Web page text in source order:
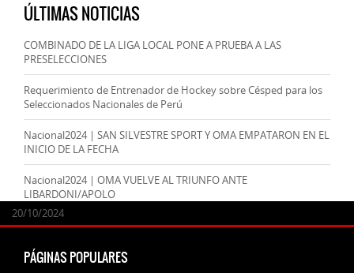
ÚLTIMAS NOTICIAS
COMBINADO DE LA LIGA LOCAL PONE A PRUEBA A LAS
PRESELECCIONES
24/09/2025
Requerimiento de Entrenador de Hockey sobre Césped para los
Seleccionados Nacionales de Perú
07/11/2024
Nacional2024 | SAN SILVESTRE SPORT Y OMA EMPATARON EN EL
INICIO DE LA FECHA
20/10/2024
Nacional2024 | OMA VUELVE AL TRIUNFO ANTE
LIBARDONI/APOLO
20/10/2024
PÁGINAS POPULARES